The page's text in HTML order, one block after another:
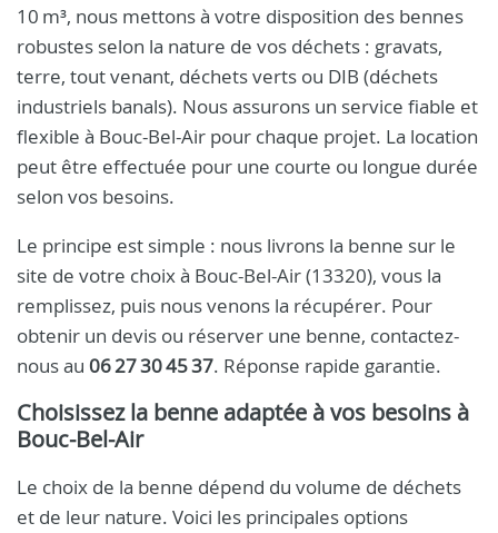
10 m³, nous mettons à votre disposition des bennes
robustes selon la nature de vos déchets : gravats,
terre, tout venant, déchets verts ou DIB (déchets
industriels banals). Nous assurons un service fiable et
flexible à Bouc-Bel-Air pour chaque projet. La location
peut être effectuée pour une courte ou longue durée
selon vos besoins.
Le principe est simple : nous livrons la benne sur le
site de votre choix à Bouc-Bel-Air (13320), vous la
remplissez, puis nous venons la récupérer. Pour
obtenir un devis ou réserver une benne, contactez-
nous au 06 27 30 45 37. Réponse rapide garantie.
Choisissez la benne adaptée à vos besoins à
Bouc-Bel-Air
Le choix de la benne dépend du volume de déchets
et de leur nature. Voici les principales options